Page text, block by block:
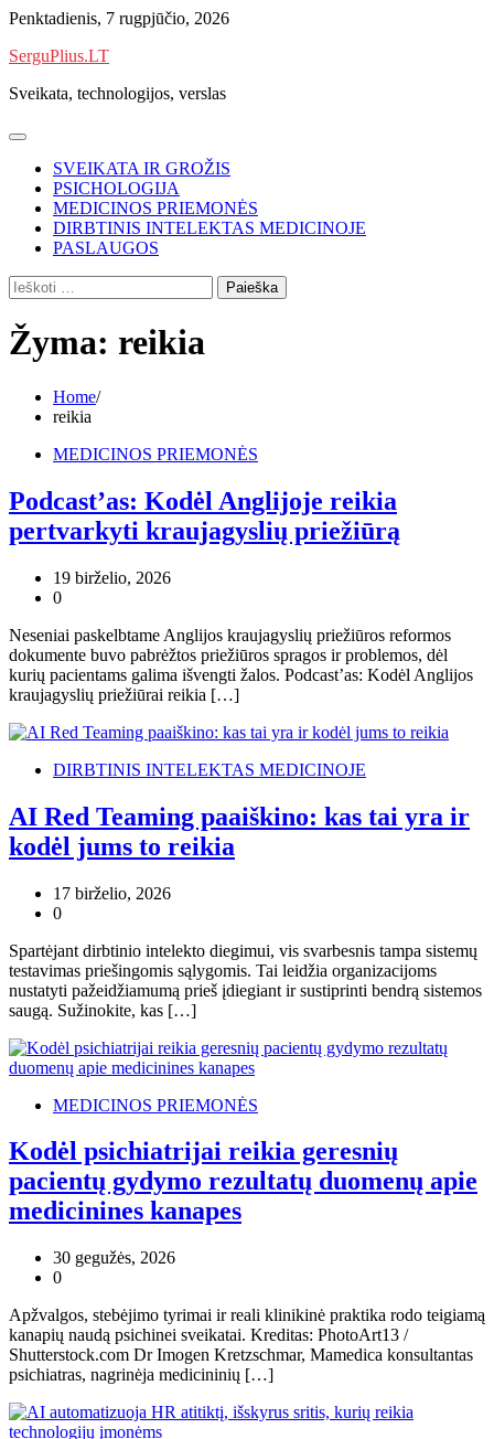
Skip
content
Penktadienis, 7 rugpjūčio, 2026
SerguPlius.LT
Sveikata, technologijos, verslas
SVEIKATA IR GROŽIS
PSICHOLOGIJA
MEDICINOS PRIEMONĖS
DIRBTINIS INTELEKTAS MEDICINOJE
PASLAUGOS
Ieškoti:
Žyma: reikia
Home
reikia
MEDICINOS PRIEMONĖS
Podcast’as: Kodėl Anglijoje reikia
pertvarkyti kraujagyslių priežiūrą
19 birželio, 2026
0
Neseniai paskelbtame Anglijos kraujagyslių priežiūros reformos
dokumente buvo pabrėžtos priežiūros spragos ir problemos, dėl
kurių pacientams galima išvengti žalos. Podcast’as: Kodėl Anglijos
kraujagyslių priežiūrai reikia […]
DIRBTINIS INTELEKTAS MEDICINOJE
AI Red Teaming paaiškino: kas tai yra ir
kodėl jums to reikia
17 birželio, 2026
0
Spartėjant dirbtinio intelekto diegimui, vis svarbesnis tampa sistemų
testavimas priešingomis sąlygomis. Tai leidžia organizacijoms
nustatyti pažeidžiamumą prieš įdiegiant ir sustiprinti bendrą sistemos
saugą. Sužinokite, kas […]
MEDICINOS PRIEMONĖS
Kodėl psichiatrijai reikia geresnių
pacientų gydymo rezultatų duomenų apie
medicinines kanapes
30 gegužės, 2026
0
Apžvalgos, stebėjimo tyrimai ir reali klinikinė praktika rodo teigiamą
kanapių naudą psichinei sveikatai. Kreditas: PhotoArt13 /
Shutterstock.com Dr Imogen Kretzschmar, Mamedica konsultantas
psichiatras, nagrinėja medicininių […]